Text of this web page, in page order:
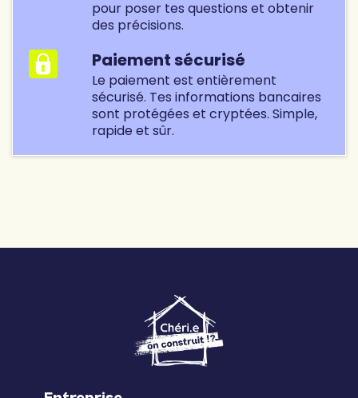
pleinement dans les décisions importantes.
pour poser tes questions et obtenir
des précisions.
Paiement sécurisé
Le paiement est entièrement
sécurisé. Tes informations bancaires
sont protégées et cryptées. Simple,
rapide et sûr.